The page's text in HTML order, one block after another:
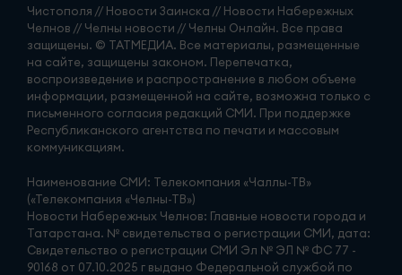
Чистополя // Новости Заинска // Новости Набережных
Челнов // Челны новости // Челны Онлайн. Все права
защищены. © ТАТМЕДИА. Все материалы, размещенные
на сайте, защищены законом. Перепечатка,
воспроизведение и распространение в любом объеме
информации, размещенной на сайте, возможна только с
письменного согласия редакций СМИ. При поддержке
Республиканского агентства по печати и массовым
коммуникациям.
Наименование СМИ: Телекомпания «Чаллы-ТВ»
(«Телекомпания «Челны-ТВ»)
Новости Набережных Челнов: Главные новости города и
Татарстана. № свидетельства о регистрации СМИ, дата:
Свидетельство о регистрации СМИ Эл № ЭЛ № ФС 77 -
90168 от 07.10.2025 г выдано Федеральной службой по